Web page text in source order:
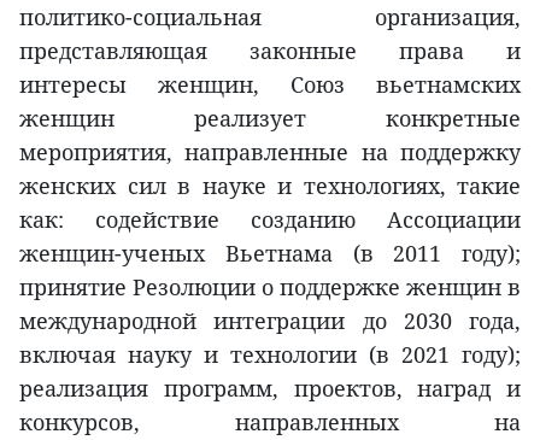
политико-социальная организация,
представляющая законные права и
интересы женщин, Союз вьетнамских
женщин реализует конкретные
мероприятия, направленные на поддержку
женских сил в науке и технологиях, такие
как: содействие созданию Ассоциации
женщин-ученых Вьетнама (в 2011 году);
принятие Резолюции о поддержке женщин в
международной интеграции до 2030 года,
включая науку и технологии (в 2021 году);
реализация программ, проектов, наград и
конкурсов, направленных на